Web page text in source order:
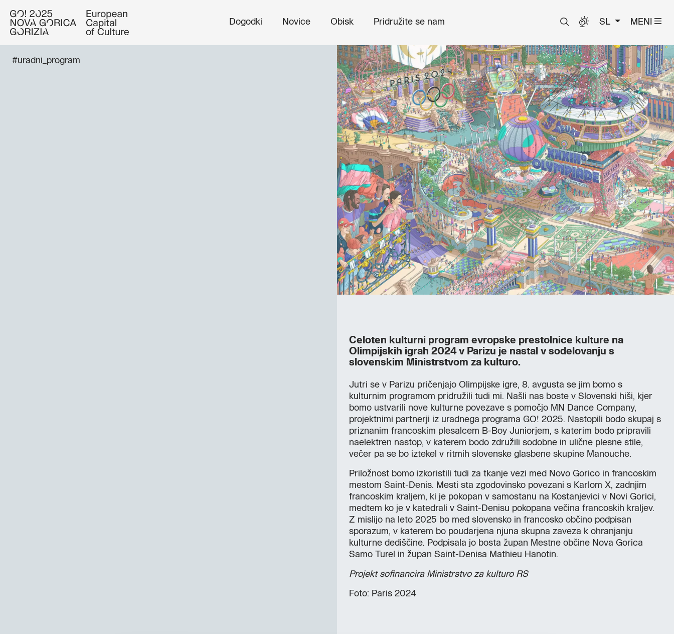
Dogodki Novice Obisk Pridružite se nam SL MENI
#uradni_program
Celoten kulturni program evropske prestolnice kulture na
Olimpijskih igrah 2024 v Parizu je nastal v sodelovanju s
slovenskim Ministrstvom za kulturo.
Jutri se v Parizu pričenjajo Olimpijske igre, 8. avgusta se jim bomo s
kulturnim programom pridružili tudi mi. Našli nas boste v Slovenski hiši, kjer
bomo ustvarili nove kulturne povezave s pomočjo MN Dance Company,
projektnimi partnerji iz uradnega programa GO! 2025. Nastopili bodo skupaj s
priznanim francoskim plesalcem B-Boy Juniorjem, s katerim bodo pripravili
naelektren nastop, v katerem bodo združili sodobne in ulične plesne stile,
večer pa se bo iztekel v ritmih slovenske glasbene skupine Manouche.
Priložnost bomo izkoristili tudi za tkanje vezi med Novo Gorico in francoskim
mestom Saint-Denis. Mesti sta zgodovinsko povezani s Karlom X, zadnjim
francoskim kraljem, ki je pokopan v samostanu na Kostanjevici v Novi Gorici,
medtem ko je v katedrali v Saint-Denisu pokopana večina francoskih kraljev.
Z mislijo na leto 2025 bo med slovensko in francosko občino podpisan
sporazum, v katerem bo poudarjena njuna skupna zaveza k ohranjanju
kulturne dediščine. Podpisala jo bosta župan Mestne občine Nova Gorica
Samo Turel in župan Saint-Denisa Mathieu Hanotin.
Projekt sofinancira Ministrstvo za kulturo RS
Foto: Paris 2024